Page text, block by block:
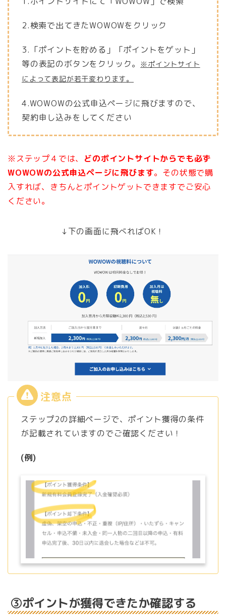
2.検索で出てきたWOWOWをクリック
3.「ポイントを貯める」「ポイントをゲット」
等の表記のボタンをクリック。
※ポイントサイト
によって表記が若干変わります。
4.WOWOWの公式申込ページに飛びますので、
契約申し込みをしてください
※ステップ４では、 どのポイントサイトからでも必ず
WOWOWの公式申込ページに飛びます。 その状態で購
入すれば、きちんとポイントゲットできますでご安心
ください。
↓下の画面に飛べればOK！
ステップ2の詳細ページで、ポイント獲得の条件
が記載されていますのでご確認ください！
(例)
③ポイントが獲得できたか確認する